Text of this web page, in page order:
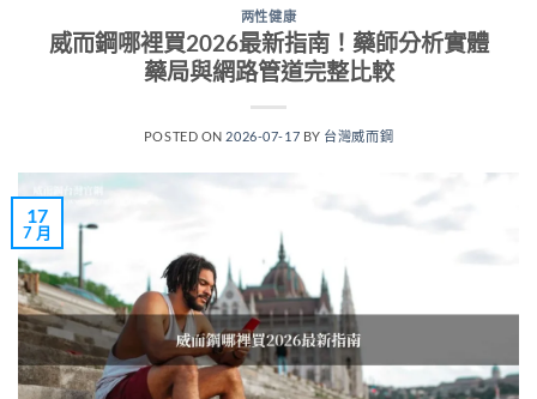
两性健康
威而鋼哪裡買2026最新指南！藥師分析實體
藥局與網路管道完整比較
POSTED ON 2026-07-17 BY 台灣威而鋼
17
7 月